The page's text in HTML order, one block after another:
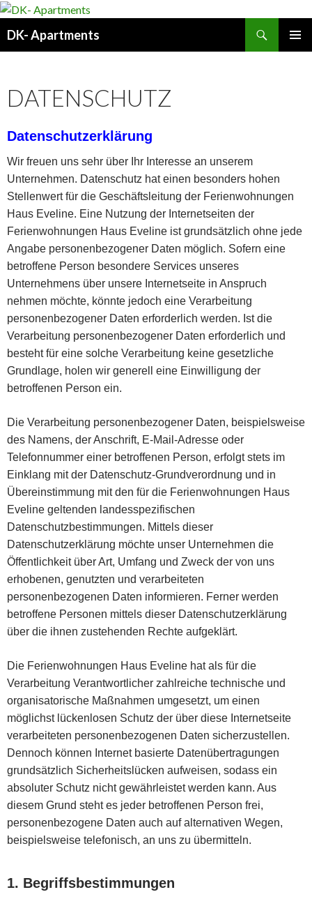
DK- Apartments
DATENSCHUTZ
Datenschutzerklärung
Wir freuen uns sehr über Ihr Interesse an unserem
Unternehmen. Datenschutz hat einen besonders hohen
Stellenwert für die Geschäftsleitung der Ferienwohnungen
Haus Eveline. Eine Nutzung der Internetseiten der
Ferienwohnungen Haus Eveline ist grundsätzlich ohne jede
Angabe personenbezogener Daten möglich. Sofern eine
betroffene Person besondere Services unseres
Unternehmens über unsere Internetseite in Anspruch
nehmen möchte, könnte jedoch eine Verarbeitung
personenbezogener Daten erforderlich werden. Ist die
Verarbeitung personenbezogener Daten erforderlich und
besteht für eine solche Verarbeitung keine gesetzliche
Grundlage, holen wir generell eine Einwilligung der
betroffenen Person ein.
Die Verarbeitung personenbezogener Daten, beispielsweise
des Namens, der Anschrift, E-Mail-Adresse oder
Telefonnummer einer betroffenen Person, erfolgt stets im
Einklang mit der Datenschutz-Grundverordnung und in
Übereinstimmung mit den für die Ferienwohnungen Haus
Eveline geltenden landesspezifischen
Datenschutzbestimmungen. Mittels dieser
Datenschutzerklärung möchte unser Unternehmen die
Öffentlichkeit über Art, Umfang und Zweck der von uns
erhobenen, genutzten und verarbeiteten
personenbezogenen Daten informieren. Ferner werden
betroffene Personen mittels dieser Datenschutzerklärung
über die ihnen zustehenden Rechte aufgeklärt.
Die Ferienwohnungen Haus Eveline hat als für die
Verarbeitung Verantwortlicher zahlreiche technische und
organisatorische Maßnahmen umgesetzt, um einen
möglichst lückenlosen Schutz der über diese Internetseite
verarbeiteten personenbezogenen Daten sicherzustellen.
Dennoch können Internet basierte Datenübertragungen
grundsätzlich Sicherheitslücken aufweisen, sodass ein
absoluter Schutz nicht gewährleistet werden kann. Aus
diesem Grund steht es jeder betroffenen Person frei,
personenbezogene Daten auch auf alternativen Wegen,
beispielsweise telefonisch, an uns zu übermitteln.
1. Begriffsbestimmungen